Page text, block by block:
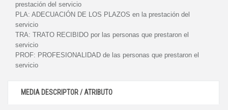
prestación del servicio
PLA: ADECUACIÓN DE LOS PLAZOS en la prestación del
servicio
TRA: TRATO RECIBIDO por las personas que prestaron el
servicio
PROF: PROFESIONALIDAD de las personas que prestaron el
servicio
MEDIA DESCRIPTOR / ATRIBUTO